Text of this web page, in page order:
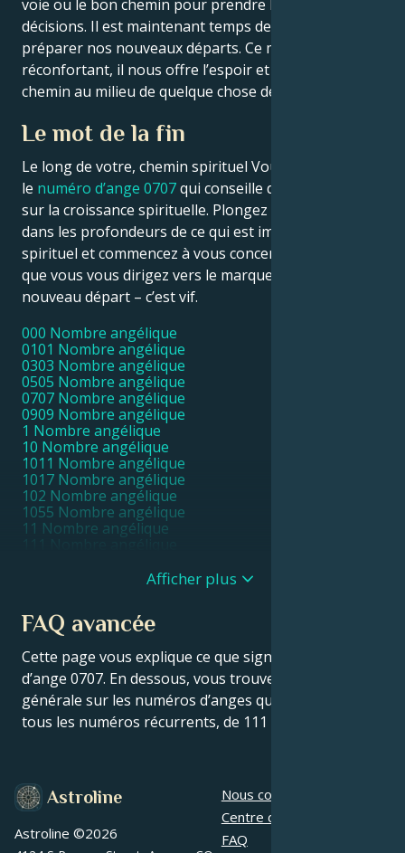
voie ou le bon chemin pour prendre les bonnes
décisions. Il est maintenant temps de commencer à
préparer nos nouveaux départs. Ce message se veut
réconfortant, il nous offre l’espoir et la paix d’un bon
chemin au milieu de quelque chose de difficile.
Le mot de la fin
Le long de votre, chemin spirituel Vous rencontrerez
le numéro d’ange 0707qui conseille de se concentrer
sur la croissance spirituelle. Plongez maintenant
dans les profondeurs de ce qui est immédiatement
spirituel et commencez à vous concentrer sur le fait
que vous vous dirigez vers le marqueur visible d’un
nouveau départ – c’est vif.
000 Nombre angélique
0101 Nombre angélique
0303 Nombre angélique
0505 Nombre angélique
0707 Nombre angélique
0909 Nombre angélique
1 Nombre angélique
10 Nombre angélique
1011 Nombre angélique
1017 Nombre angélique
102 Nombre angélique
1055 Nombre angélique
11 Nombre angélique
11111 Nombre angélique
1117 Nombre angélique
1119 Nombre angélique
112 Nombre angélique
115 Nombre angélique
116 Nombre angélique
119 Nombre angélique
12 Nombre angélique
121 Nombre angélique
1255 Nombre angélique
13 Nombre angélique
1313 Nombre angélique
Afficher plus
FAQ avancée
Cette page vous explique ce que signifie le numéro
d’ange 0707. En dessous, vous trouverez une FAQ
générale sur les numéros d’anges qui s’applique à
tous les numéros récurrents, de 111 à 9999.
Astroline
Astroline ©2026
Nous contacter
Centre d'aide
FAQ